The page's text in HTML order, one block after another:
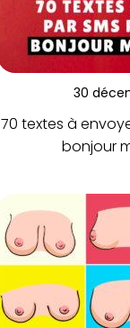
30
70 textes à
bonjour